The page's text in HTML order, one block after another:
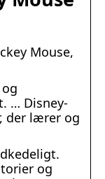
Mouse,
… Disney-
der lærer og
og